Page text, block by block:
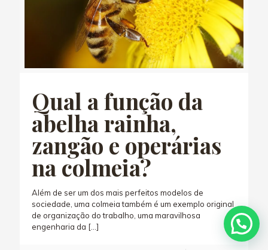
Qual a função da
abelha rainha,
zangão e operárias
na colmeia?
Além de ser um dos mais perfeitos modelos de
sociedade, uma colmeia também é um exemplo original
de organização do trabalho, uma maravilhosa
engenharia da […]